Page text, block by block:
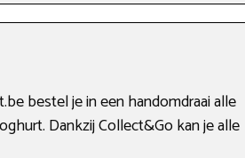
bestel je in een handomdraai alle
Dankzij Collect&Go kan je alle